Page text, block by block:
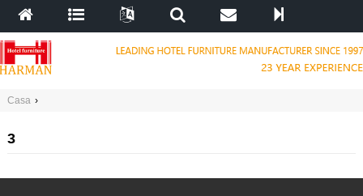
Casa ›
3